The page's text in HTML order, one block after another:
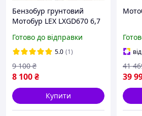
Бензобур грунтовий
Мотобур LEX LXGD670 6,7
подовжувач Бур
бензиновий для землі
Готово до відправки
5.0 (1)
8 100₴
9 100 ₴
Купити
від
39
41